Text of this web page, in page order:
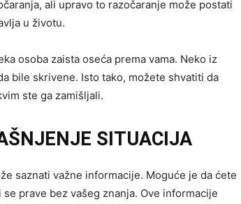
ali upravo to razočaranje može postati
u životu.
osoba zaista oseća prema vama. Neko iz
bile skrivene. Isto tako, možete shvatiti da
ste ga zamišljali.
SITUACIJA
saznati važne informacije. Moguće je da ćete
prave bez vašeg znanja. Ove informacije